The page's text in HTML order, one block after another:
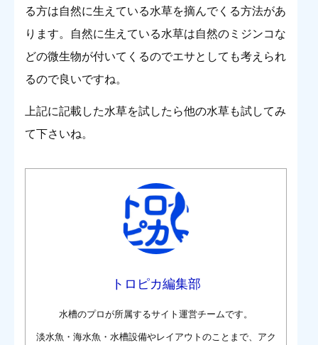
る方は自然に生えている水草を摘んでくる方法があ
ります。自然に生えている水草は自然のミジンコな
どの微生物が付いてくるのでエサとしても考えられ
るので良いですね。
上記に記載した水草を試したら他の水草も試してみ
て下さいね。
トロピカ編集部
水槽のプロが所属するサイト運営チームです。
淡水魚・海水魚・水槽設備やレイアウトのことまで、アク